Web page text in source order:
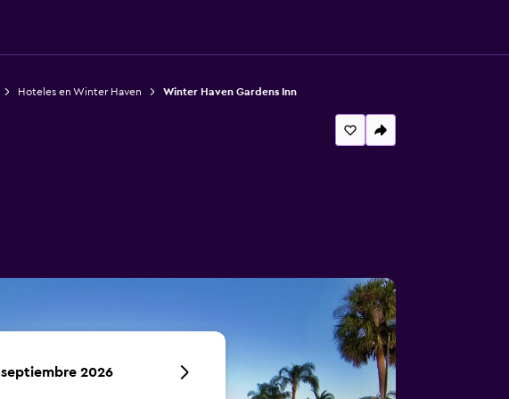
Hoteles en Winter Haven Winter Haven Gardens Inn
septiembre 2026